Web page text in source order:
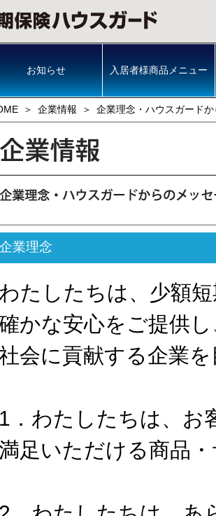
お知らせ 入居者様商品メニュー
企業情報 企業理念・ハウスガード
企業理念
わたしたちは、少額
かな安心をご提供
会に貢献する企業
1．わたしたちは、お
足いただける商品